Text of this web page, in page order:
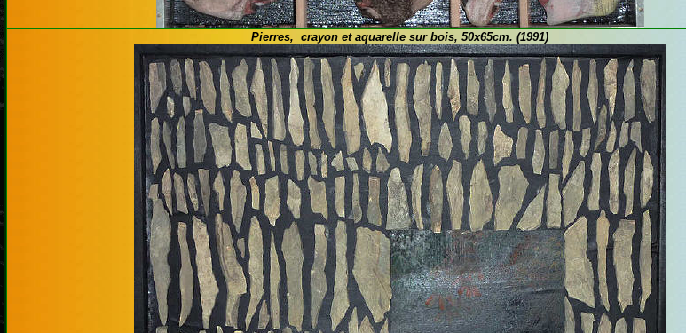
Pierres, crayon et aquarelle sur bois, 50x65cm. (1991)